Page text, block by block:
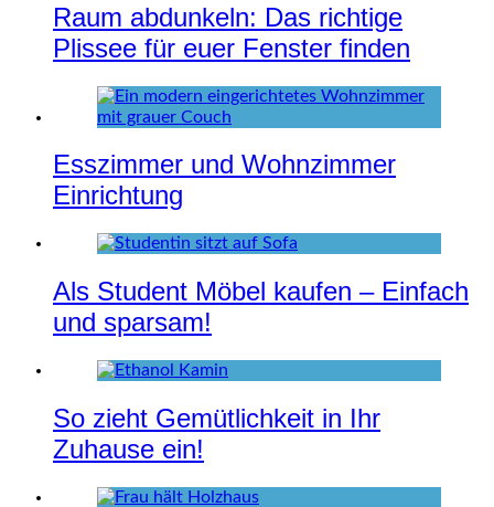
Raum abdunkeln: Das richtige
Plissee für euer Fenster finden
Esszimmer und Wohnzimmer
Einrichtung
Als Student Möbel kaufen – Einfach
und sparsam!
So zieht Gemütlichkeit in Ihr
Zuhause ein!